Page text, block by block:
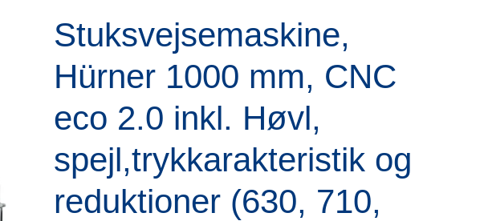
Stuksvejsemaskine,
Hürner 1000 mm, CNC
eco 2.0 inkl. Høvl,
spejl,trykkarakteristik og
reduktioner (630, 710,